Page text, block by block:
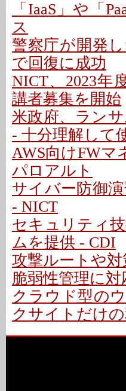
「IaaS」や「
ス
警察庁が開発
で回復に成功
NICT、2023年
講者募集を開始
米政府、ラン
- 十分理解して
AWS向けFWマ
パロアルト
サイバー防御
- NICT
セキュリティ
ムを提供 - CDI
攻撃ルートや
脆弱性管理に
クラウド型の
クサイトだけ